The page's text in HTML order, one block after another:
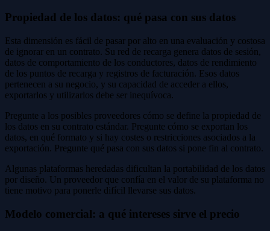
Propiedad de los datos: qué pasa con sus datos
Esta dimensión es fácil de pasar por alto en una evaluación y costosa
de ignorar en un contrato. Su red de recarga genera datos de sesión,
datos de comportamiento de los conductores, datos de rendimiento
de los puntos de recarga y registros de facturación. Esos datos
pertenecen a su negocio, y su capacidad de acceder a ellos,
exportarlos y utilizarlos debe ser inequívoca.
Pregunte a los posibles proveedores cómo se define la propiedad de
los datos en su contrato estándar. Pregunte cómo se exportan los
datos, en qué formato y si hay costes o restricciones asociados a la
exportación. Pregunte qué pasa con sus datos si pone fin al contrato.
Algunas plataformas heredadas dificultan la portabilidad de los datos
por diseño. Un proveedor que confía en el valor de su plataforma no
tiene motivo para ponerle difícil llevarse sus datos.
Modelo comercial: a qué intereses sirve el precio